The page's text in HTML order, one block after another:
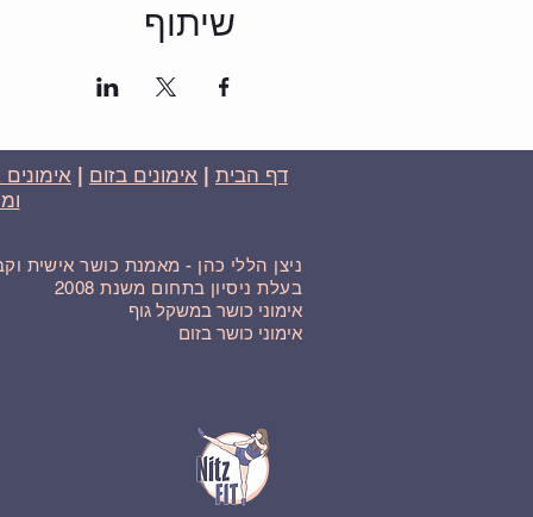
שיתוף
דף הבית אימונים בזום
אימונים
ניצן הללי כהן - מאמנת כושר אישית
בעלת ניסיון בתחום משנת 2008
אימוני כושר במשקל גוף
אימוני כושר בזום